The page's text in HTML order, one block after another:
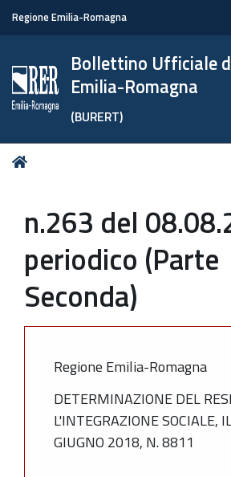
Regione Emilia-Romagna
Bollettino Ufficiale
Emilia-Romagna
(BURERT)
Tu
n.263 del
periodico (Parte
Seconda)
Regione Emilia-Romagna
DETERMINAZIONE DEL
L'INTEGRAZIONE SOCIALE,
GIUGNO 2018, N. 8811